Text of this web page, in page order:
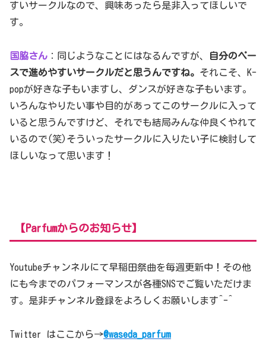
すいサークルなので、興味あったら是非入ってほしいで
す。
国脇さん ：同じようなことにはなるんですが、
自分のペー
スで進めやすいサークルだと思うんですね。 それこそ、K-
popが好きな子もいますし、ダンスが好きな子もいます。
いろんなやりたい事や目的があってこのサークルに入って
いると思うんですけど、それでも結局みんな仲良くやれて
いるので(笑)そういったサークルに入りたい子に検討して
ほしいなって思います！
【Parfumからのお知らせ】
Youtubeチャンネルにて早稲田祭曲を毎週更新中！その他
にも今までのパフォーマンスが各種SNSでご覧いただけま
す。是非チャンネル登録をよろしくお願いします^-^
Twitter はここから→@waseda_parfum